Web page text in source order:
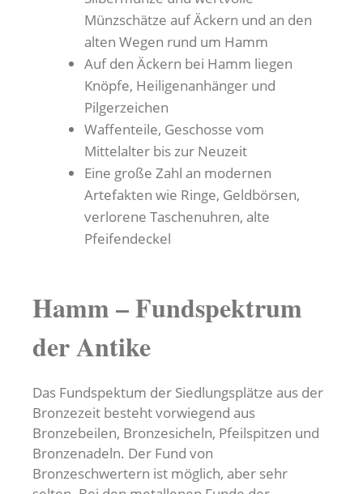
Münzschätze auf Äckern und an den
alten Wegen rund um Hamm
Auf den Äckern bei Hamm liegen
Knöpfe, Heiligenanhänger und
Pilgerzeichen
Waffenteile, Geschosse vom
Mittelalter bis zur Neuzeit
Eine große Zahl an modernen
Artefakten wie Ringe, Geldbörsen,
verlorene Taschenuhren, alte
Pfeifendeckel
Hamm – Fundspektrum
der Antike
Das Fundspektum der Siedlungsplätze aus der
Bronzezeit besteht vorwiegend aus
Bronzebeilen, Bronzesicheln, Pfeilspitzen und
Bronzenadeln. Der Fund von
Bronzeschwertern ist möglich, aber sehr